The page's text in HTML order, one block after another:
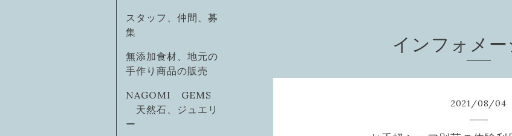
スタッフ、仲間、募
集
無添加食材、地元の
手作り商品の販売
NAGOMI GEMS
天然石、ジュエリ
ー
インフォメ
2021/08/04